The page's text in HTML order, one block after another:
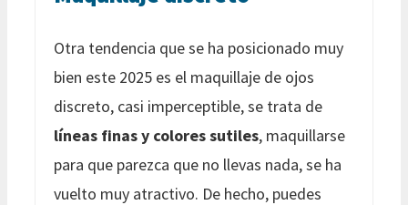
Otra tendencia que se ha posicionado muy
bien este 2025 es el maquillaje de ojos
discreto, casi imperceptible, se trata de
líneas finas y colores sutiles, maquillarse
para que parezca que no llevas nada, se ha
vuelto muy atractivo. De hecho, puedes